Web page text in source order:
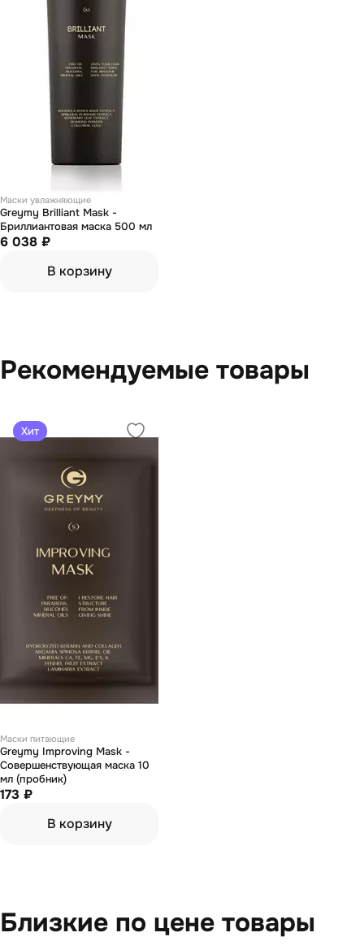
Маски увлажняющие
Greymy Brilliant Mask -
Бриллиантовая маска 500 мл
6 038 ₽
В корзину
Рекомендуемые товары
Хит
Маски питающие
Greymy Improving Mask -
Совершенствующая маска 10
мл (пробник)
173 ₽
В корзину
Близкие по цене товары